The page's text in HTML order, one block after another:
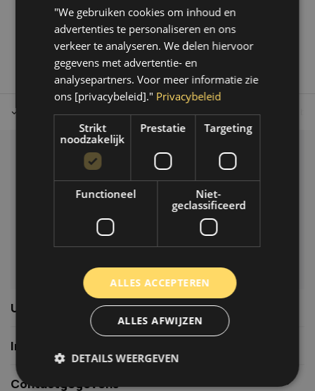
1
Tot 30 dagen retour sturen. Op werkdagen voor 14.00 uur
Klantenservice
Veelgestelde vragen
06-39119169
info@autoklusser.nl
Usefull links
Informatie
Contactgegevens
"We gebruiken cookies om inhoud en
advertenties te personaliseren en ons
verkeer te analyseren. We delen hiervoor
gegevens met advertentie- en
analysepartners. Voor meer informatie zie
ons [privacybeleid]." Privacybeleid
Strikt
noodzakelijk
Prestatie Targeting
Functioneel
Niet-
geclassificeerd
ALLES ACCEPTEREN
ALLES AFWIJZEN
DETAILS WEERGEVEN